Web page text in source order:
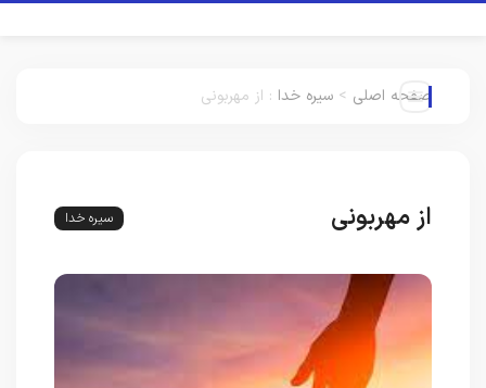
صفحه اصلی > سیره خدا : از مهربونی
از مهربونی سیره خدا